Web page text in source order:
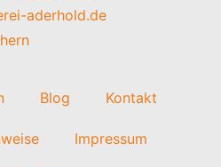
aderhold.de
Blog Kontakt
Impressum